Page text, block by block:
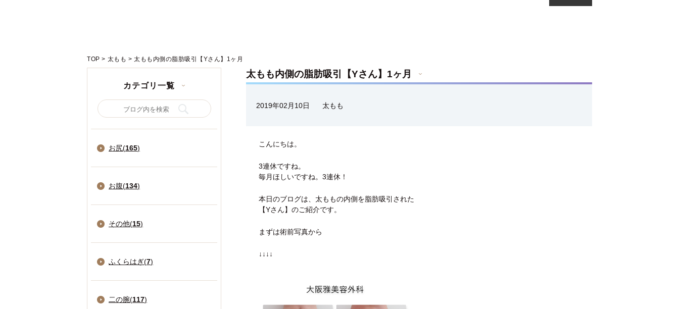
TOP > 太もも > 太もも内側の脂肪吸引【Yさん】1ヶ月
太もも内側の脂肪吸引【Yさん】1ヶ月
2019年02月10日 太もも
こんにちは。
3連休ですね。
毎月ほしいですね。3連休！
本日のブログは、太ももの内側を脂肪吸引された
【Yさん】のご紹介です。
まずは術前写真から
↓↓↓↓
カテゴリ一覧
お尻(165)
お腹(134)
その他(15)
ふくらはぎ(7)
二の腕(117)